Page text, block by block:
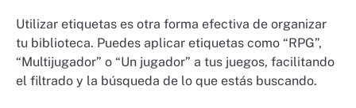
Utilizar etiquetas es otra forma efectiva de organizar
tu biblioteca. Puedes aplicar etiquetas como “RPG”,
“Multijugador” o “Un jugador” a tus juegos, facilitando
el filtrado y la búsqueda de lo que estás buscando.